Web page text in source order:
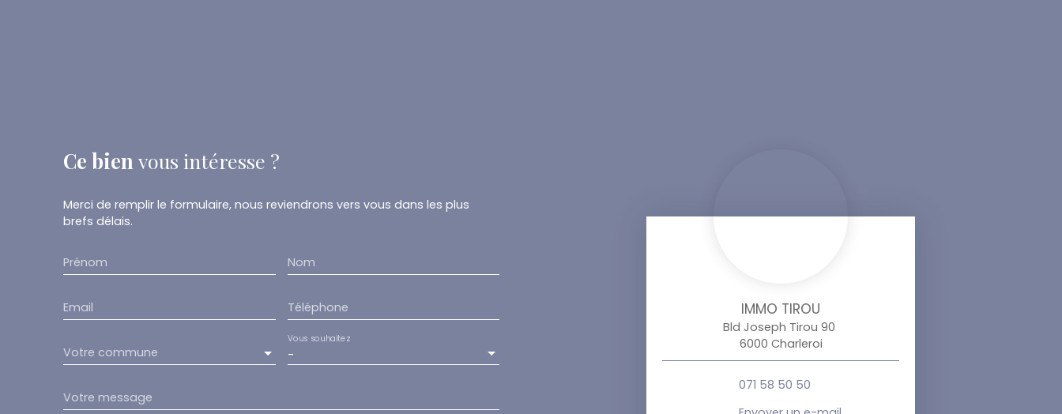
Ce bien vous intéresse ?
Merci de remplir le formulaire, nous reviendrons vers vous dans les plus
brefs délais.
Prénom Nom
Email Téléphone
Votre commune -
Vous souhaitez
Votre message
IMMO TIROU
Bld Joseph Tirou 90
6000 Charleroi
071 58 50 50